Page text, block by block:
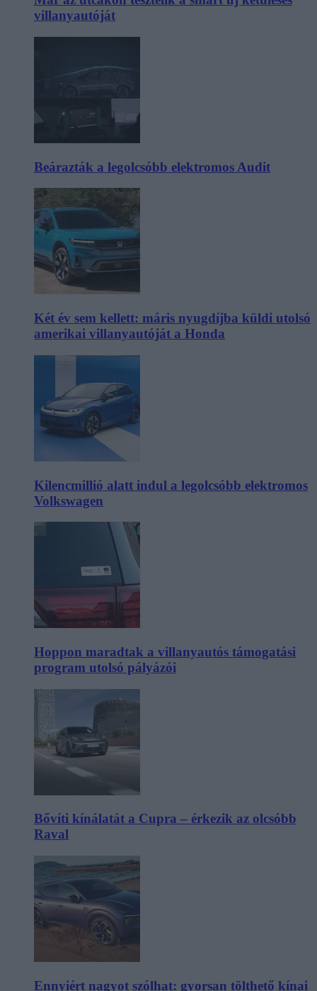
villanyautóját
Beárazták a legolcsóbb elektromos Audit
Két év sem kellett: máris nyugdíjba küldi utolsó
amerikai villanyautóját a Honda
Kilencmillió alatt indul a legolcsóbb elektromos
Volkswagen
Hoppon maradtak a villanyautós támogatási
program utolsó pályázói
Bővíti kínálatát a Cupra – érkezik az olcsóbb
Raval
Ennyiért nagyot szólhat: gyorsan tölthető kínai